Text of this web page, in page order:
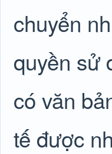
chuyển
quyền sử
có văn
tế được